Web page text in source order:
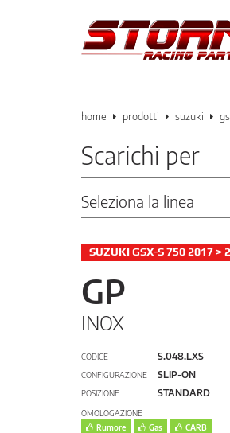
home prodotti suzuki
Scarichi per
Seleziona la linea
SUZUKI GSX-S 750 2017 >
GP
INOX
CODICE S.048.LXS
CONFIGURAZIONE SLIP-ON
POSIZIONE STANDARD
OMOLOGAZIONE
Rumore
Gas CARB